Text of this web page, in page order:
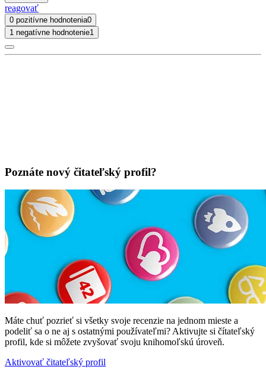
reagovať
0 pozitívne hodnotenia0
1 negatívne hodnotenie1
Poznáte nový čitateľský profil?
Máte chuť pozrieť si všetky svoje recenzie na jednom mieste a
podeliť sa o ne aj s ostatnými používateľmi? Aktivujte si čítateľský
profil, kde si môžete zvyšovať svoju knihomoľskú úroveň.
Aktivovať čitateľský profil